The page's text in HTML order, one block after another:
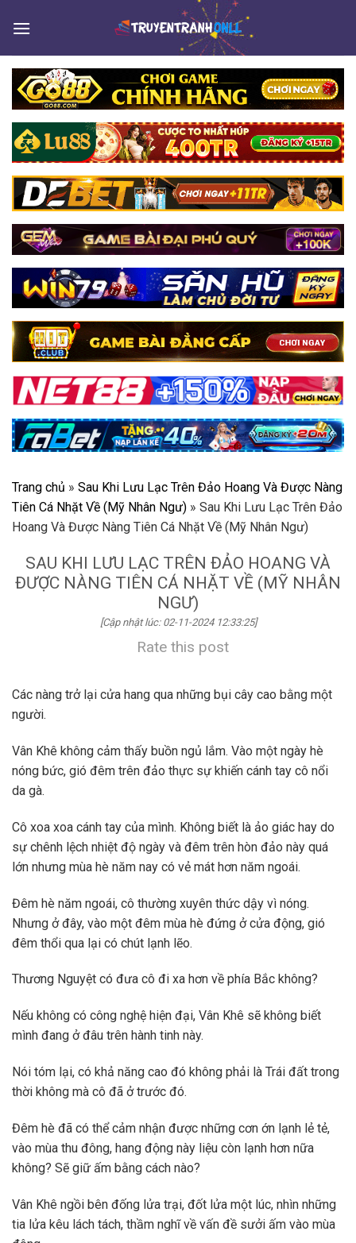
Trang chủ » Sau Khi Lưu Lạc Trên Đảo Hoang Và Được Nàng
Tiên Cá Nhặt Về (Mỹ Nhân Ngư) » Sau Khi Lưu Lạc Trên Đảo
Hoang Và Được Nàng Tiên Cá Nhặt Về (Mỹ Nhân Ngư)
SAU KHI LƯU LẠC TRÊN ĐẢO HOANG VÀ
ĐƯỢC NÀNG TIÊN CÁ NHẶT VỀ (MỸ NHÂN
NGƯ)
[Cập nhật lúc: 02-11-2024 12:33:25]
Rate this post
Các nàng trở lại cửa hang qua những bụi cây cao bằng một
người.
Vân Khê không cảm thấy buồn ngủ lắm. Vào một ngày hè
nóng bức, gió đêm trên đảo thực sự khiến cánh tay cô nổi
da gà.
Cô xoa xoa cánh tay của mình. Không biết là ảo giác hay do
sự chênh lệch nhiệt độ ngày và đêm trên hòn đảo này quá
lớn nhưng mùa hè năm nay có vẻ mát hơn năm ngoái.
Đêm hè năm ngoái, cô thường xuyên thức dậy vì nóng.
Nhưng ở đây, vào một đêm mùa hè đứng ở cửa động, gió
đêm thổi qua lại có chút lạnh lẽo.
Thương Nguyệt có đưa cô đi xa hơn về phía Bắc không?
Nếu không có công nghệ hiện đại, Vân Khê sẽ không biết
mình đang ở đâu trên hành tinh này.
Nói tóm lại, có khả năng cao đó không phải là Trái đất trong
thời không mà cô đã ở trước đó.
Đêm hè đã có thể cảm nhận được những cơn ớn lạnh lẻ tẻ,
vào mùa thu đông, hang động này liệu còn lạnh hơn nữa
không? Sẽ giữ ấm bằng cách nào?
Vân Khê ngồi bên đống lửa trại, đốt lửa một lúc, nhìn những
tia lửa kêu lách tách, thầm nghĩ về vấn đề sưởi ấm vào mùa